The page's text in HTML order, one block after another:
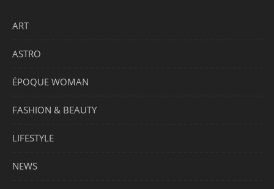
ART
ASTRO
ÉPOQUE WOMAN
FASHION & BEAUTY
LIFESTYLE
NEWS